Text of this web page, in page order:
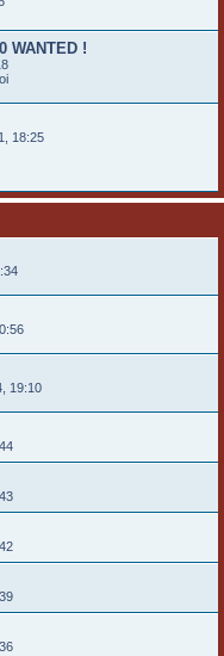
WANTED !
18:25
19:10